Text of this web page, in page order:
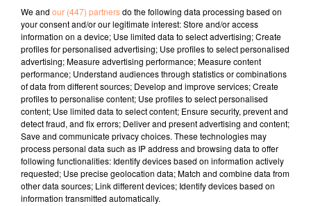
Marseille ou de ses environs, à la découverte de lieux
insolites, exposition d'artisans et d'artistes autour de
l'Univers Autos & Motos, gala caritatif sur le thème
"Mobilité & Handicap".
fil actus
4 juillet 2022
Radio Star Live avec Dadju
27 juin 2022
Marseille : une application pour mettre en
relation extras et...
We and our (447) partnersdo the following data processing based on
your consent and/or our legitimate interest: Store and/or access
information on a device; Use limited data to select advertising; Create
profiles for personalised advertising; Use profiles to select personalised
advertising; Measure advertising performance; Measure content
performance; Understand audiences through statistics or combinations
of data from different sources; Develop and improve services; Create
profiles to personalise content; Use profiles to select personalised
content; Use limited data to select content; Ensure security, prevent and
detect fraud, and fix errors; Deliver and present advertising and content;
Save and communicate privacy choices. These technologies may
process personal data such as IP address and browsing data to offer
following functionalities: Identify devices based on information actively
requested; Use precise geolocation data; Match and combine data from
other data sources; Link different devices; Identify devices based on
information transmitted automatically.